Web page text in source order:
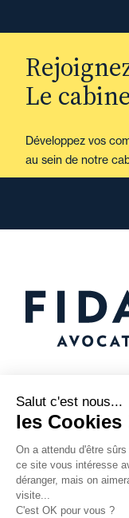
Le
Développez vos
au sein de notre
Vous
avec nous
Nous
à votre